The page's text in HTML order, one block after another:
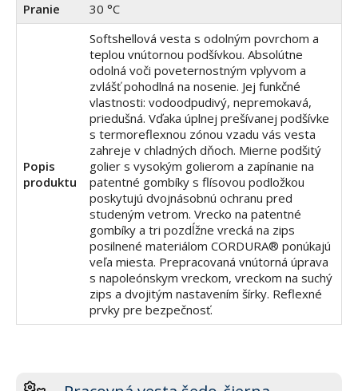
Pranie
30 °C
Popis
produktu
Softshellová vesta s odolným povrchom a
teplou vnútornou podšívkou. Absolútne
odolná voči poveternostným vplyvom a
zvlášť pohodlná na nosenie. Jej funkčné
vlastnosti: vodoodpudivý, nepremokavá,
priedušná. Vďaka úplnej prešívanej podšívke
s termoreflexnou zónou vzadu vás vesta
zahreje v chladných dňoch. Mierne podšitý
golier s vysokým golierom a zapínanie na
patentné gombíky s flísovou podložkou
poskytujú dvojnásobnú ochranu pred
studeným vetrom. Vrecko na patentné
gombíky a tri pozdĺžne vrecká na zips
posilnené materiálom CORDURA® ponúkajú
veľa miesta. Prepracovaná vnútorná úprava
s napoleónskym vreckom, vreckom na suchý
zips a dvojitým nastavením šírky. Reflexné
prvky pre bezpečnosť.